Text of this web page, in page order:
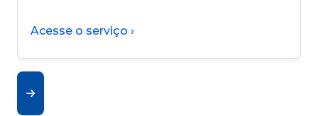
Acesse o serviço ›